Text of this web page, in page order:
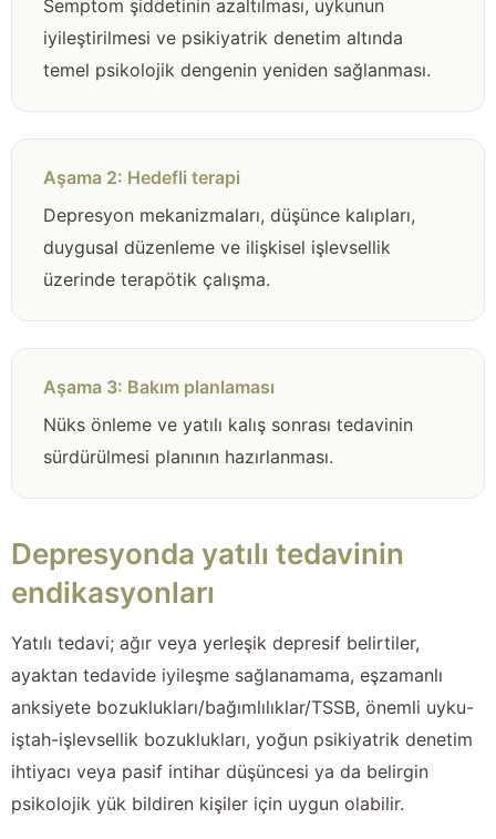
Semptom şiddetinin azaltılması, uykunun
iyileştirilmesi ve psikiyatrik denetim altında
temel psikolojik dengenin yeniden sağlanması.
Aşama 2: Hedefli terapi
Depresyon mekanizmaları, düşünce kalıpları,
duygusal düzenleme ve ilişkisel işlevsellik
üzerinde terapötik çalışma.
Aşama 3: Bakım planlaması
Nüks önleme ve yatılı kalış sonrası tedavinin
sürdürülmesi planının hazırlanması.
Depresyonda yatılı tedavinin
endikasyonları
Yatılı tedavi; ağır veya yerleşik depresif belirtiler,
ayaktan tedavide iyileşme sağlanamama, eşzamanlı
anksiyete bozuklukları/bağımlılıklar/TSSB, önemli uyku-
iştah-işlevsellik bozuklukları, yoğun psikiyatrik denetim
ihtiyacı veya pasif intihar düşüncesi ya da belirgin
psikolojik yük bildiren kişiler için uygun olabilir.